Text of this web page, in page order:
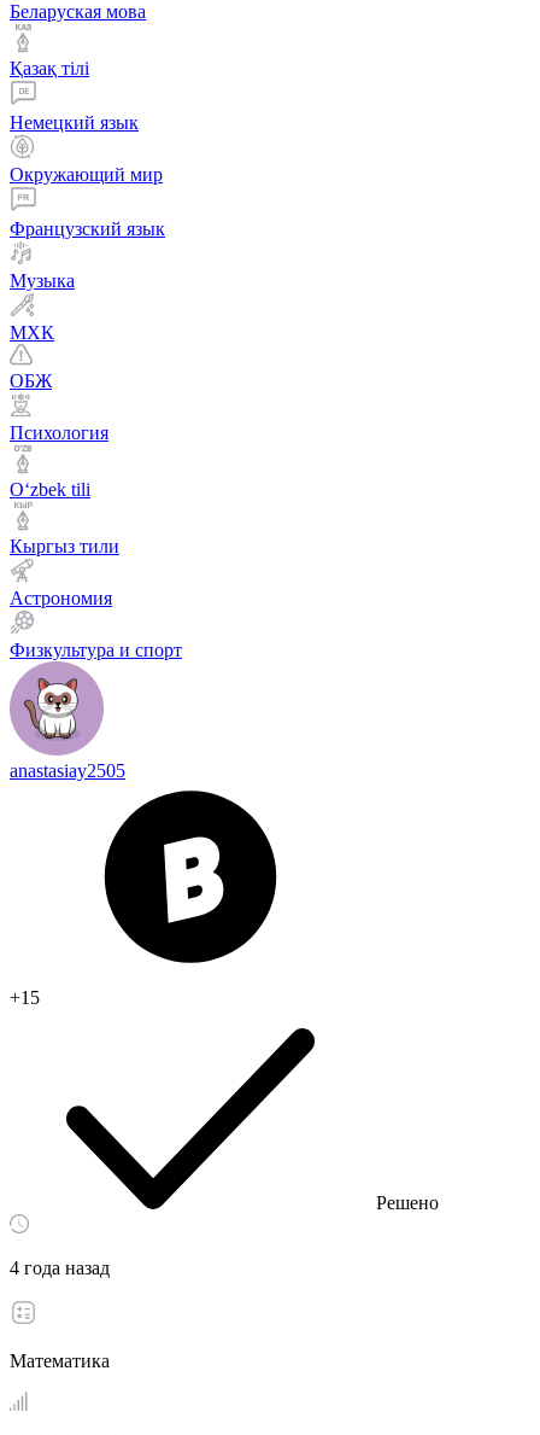
Беларуская мова
Қазақ тiлi
Немецкий язык
Окружающий мир
Французский язык
Музыка
МХК
ОБЖ
Психология
Оʻzbek tili
Кыргыз тили
Астрономия
Физкультура и спорт
anastasiay2505
+15
Решено
4 года назад
Математика